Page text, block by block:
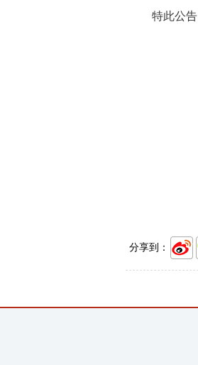
特此公告
分享到：